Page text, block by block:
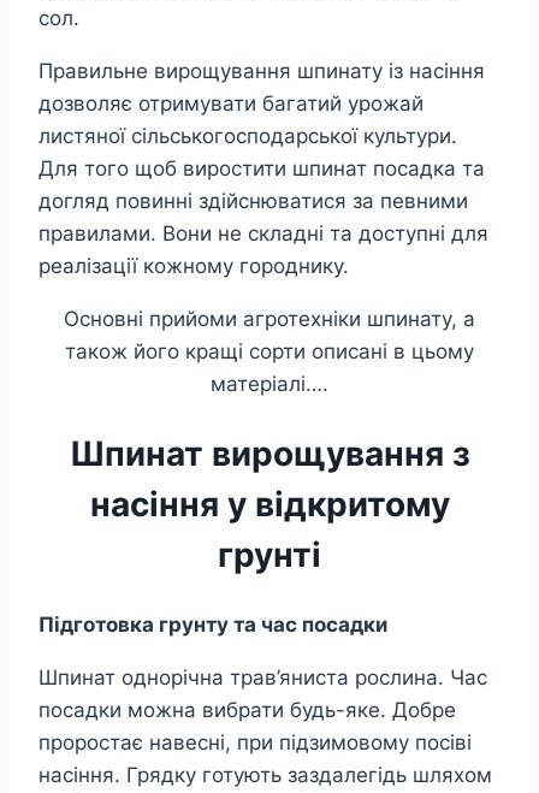
сол.
Правильне вирощування шпинату із насіння
дозволяє отримувати багатий урожай
листяної сільськогосподарської культури.
Для того щоб виростити шпинат посадка та
догляд повинні здійснюватися за певними
правилами. Вони не складні та доступні для
реалізації кожному городнику.
Основні прийоми агротехніки шпинату, а
також його кращі сорти описані в цьому
матеріалі….
Шпинат вирощування з
насіння у відкритому
грунті
Підготовка грунту та час посадки
Шпинат однорічна трав’яниста рослина. Час
посадки можна вибрати будь-яке. Добре
проростає навесні, при підзимовому посіві
насіння. Грядку готують заздалегідь шляхом